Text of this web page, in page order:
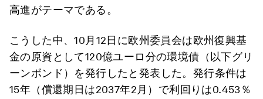
高進がテーマである。
こうした中、10月12日に欧州委員会は欧州復興基
金の原資として120億ユーロ分の環境債（以下グリ
ーンボンド）を発行したと発表した。発行条件は
15年（償還期日は2037年2月）で利回りは0.453％